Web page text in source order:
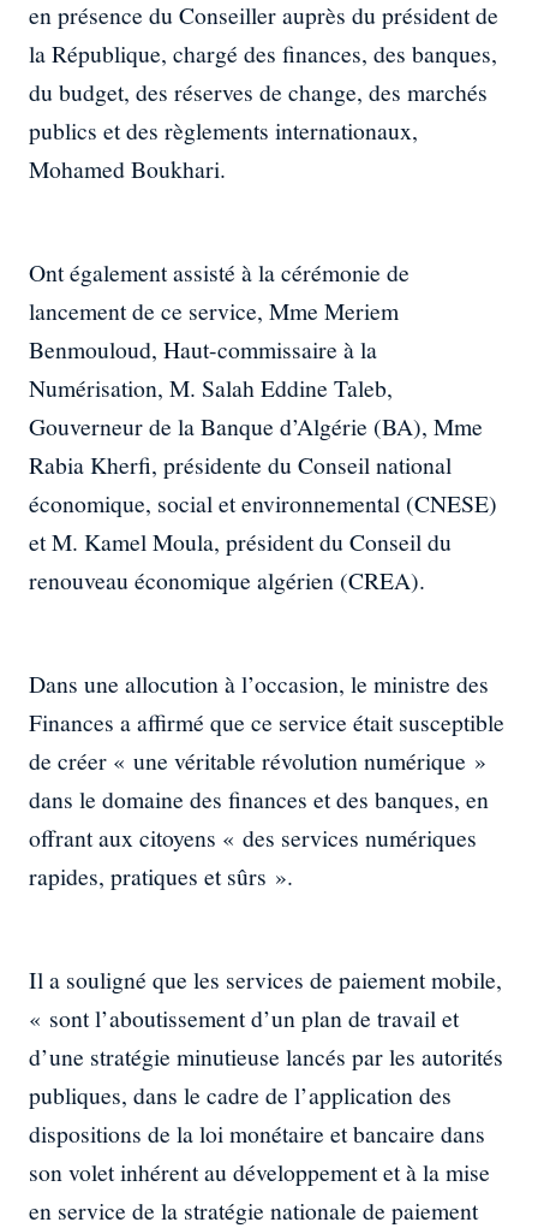
en présence du Conseiller auprès du président de
la République, chargé des finances, des banques,
du budget, des réserves de change, des marchés
publics et des règlements internationaux,
Mohamed Boukhari.
Ont également assisté à la cérémonie de
lancement de ce service, Mme Meriem
Benmouloud, Haut-commissaire à la
Numérisation, M. Salah Eddine Taleb,
Gouverneur de la Banque d’Algérie (BA), Mme
Rabia Kherfi, présidente du Conseil national
économique, social et environnemental (CNESE)
et M. Kamel Moula, président du Conseil du
renouveau économique algérien (CREA).
Dans une allocution à l’occasion, le ministre des
Finances a affirmé que ce service était susceptible
de créer « une véritable révolution numérique »
dans le domaine des finances et des banques, en
offrant aux citoyens « des services numériques
rapides, pratiques et sûrs ».
Il a souligné que les services de paiement mobile,
« sont l’aboutissement d’un plan de travail et
d’une stratégie minutieuse lancés par les autorités
publiques, dans le cadre de l’application des
dispositions de la loi monétaire et bancaire dans
son volet inhérent au développement et à la mise
en service de la stratégie nationale de paiement